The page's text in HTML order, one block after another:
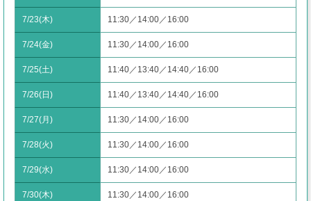
7/23(木) 11:30／14:00／16:00
7/24(金) 11:30／14:00／16:00
7/25(土) 11:40／13:40／14:40／16:00
7/26(日) 11:40／13:40／14:40／16:00
7/27(月) 11:30／14:00／16:00
7/28(火) 11:30／14:00／16:00
7/29(水) 11:30／14:00／16:00
7/30(木) 11:30／14:00／16:00